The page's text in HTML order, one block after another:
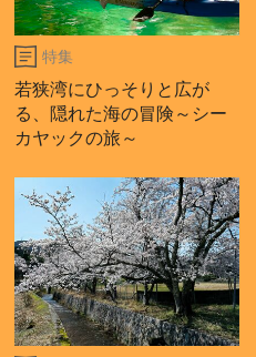
特集
若狭湾にひっそりと広が
る、隠れた海の冒険～シー
カヤックの旅～